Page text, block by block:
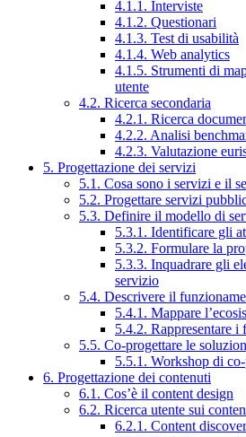
4.1.1. Interviste
4.1.2. Questionari
4.1.3. Test di usabilità
4.1.4. Web analytics
4.1.5. Strumenti di
utente
4.2. Ricerca secondaria
4.2.1. Ricerca
4.2.2. Analisi
4.2.3. Valutazione
5. Progettazione dei servizi
5.1. Cosa sono i servizi e il
5.2. Progettare servizi
5.3. Definire il modello di
5.3.1. Identificare gli
5.3.2. Formulare la
5.3.3. Inquadrare gli
servizio
5.4. Descrivere il
5.4.1. Mappare
5.4.2. Rappresentare i
5.5. Co-progettare le
5.5.1. Workshop di
6. Progettazione dei contenuti
6.1. Cos’è il content design
6.2. Ricerca utente sui
6.2.1. Content